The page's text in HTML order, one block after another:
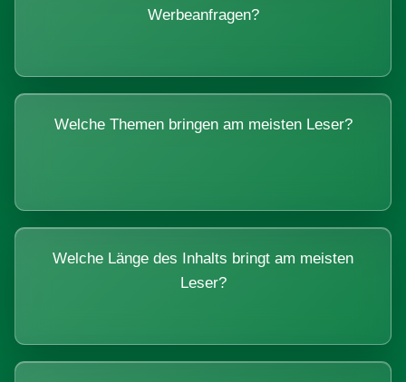
Werbeanfragen?
Welche Themen bringen am meisten Leser?
Welche Länge des Inhalts bringt am meisten
Leser?